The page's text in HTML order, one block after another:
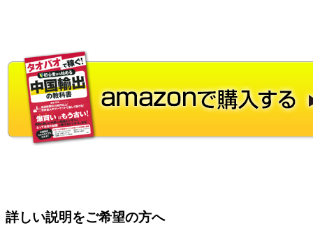
詳しい説明をご希望の方へ